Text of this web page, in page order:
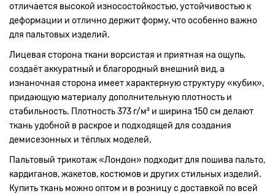
отличается высокой износостойкостью, устойчивостью к
деформации и отлично держит форму, что особенно важно
для пальтовых изделий.
Лицевая сторона ткани ворсистая и приятная на ощупь,
создаёт аккуратный и благородный внешний вид, а
изнаночная сторона имеет характерную структуру «кубик»,
придающую материалу дополнительную плотность и
стабильность. Плотность 373 г/м² и ширина 150 см делают
ткань удобной в раскрое и подходящей для создания
демисезонных и тёплых моделей.
Пальтовый трикотаж «Лондон» подходит для пошива пальто,
кардиганов, жакетов, костюмов и других стильных изделий.
Купить ткань можно оптом и в розницу с доставкой по всей